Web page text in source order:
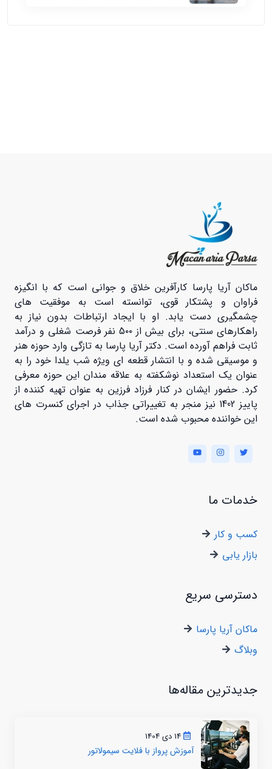
ماکان آریا پارسا کارآفرین خلاق و جوانی است که با انگیزه
فراوان و پشتکار قوی، توانسته است به موفقیت های
چشمگیری دست یابد. او با ایجاد ارتباطات بدون نیاز به
راهکارهای سنتی، برای بیش از 5۰۰ نفر فرصت شغلی و درآمد
ثابت فراهم آورده است. دکتر آریا پارسا به تازگی وارد حوزه هنر
و موسیقی شده و با انتشار قطعه ای ویژه شب یلدا خود را به
عنوان یک استعداد نوشکفته به علاقه مندان این حوزه معرفی
کرد. حضور ایشان در کنار فرزاد فرزین به عنوان تهیه کننده از
پاییز 1402 نیز منجر به تغییراتی جذاب در اجرای کنسرت های
این خواننده محبوب شده است.
خدمات ما
کسب و کار
بازار یابی
دسترسی سریع
ماکان آریا پارسا
وبلاگ
جدیدترین مقاله‌ها
14 دی 1404
آموزش پرواز با فلایت سیمولاتور